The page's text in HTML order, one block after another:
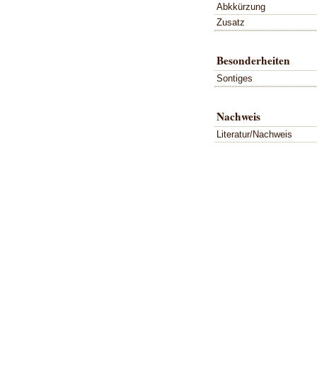
Abkkürzung
Zusatz
Besonderheiten
Sontiges
Nachweis
Literatur/Nachweis